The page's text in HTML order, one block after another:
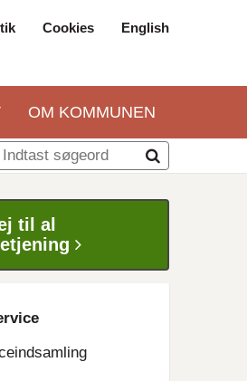
Cookies English
OM KOMMUNEN
til al